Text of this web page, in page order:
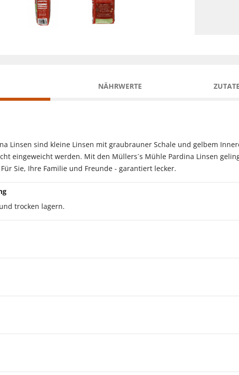
NÄHRWERTE
Linsen sind kleine Linsen mit graubrauner Schale und gelbem
eingeweicht werden. Mit den Müllers´s Mühle Pardina Linsen
Sie, Ihre Familie und Freunde - garantiert lecker.
trocken lagern.